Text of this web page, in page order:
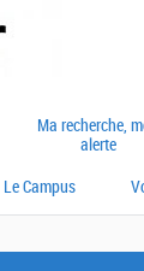
Ma recherche,
alerte
Le Campus